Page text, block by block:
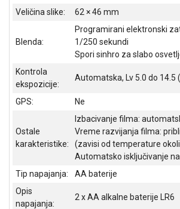
Veličina slike:
62 × 46 mm
Blenda:
Programirani elektronski
1/250 sekundi
Spori sinhro za slabo
Kontrola
ekspozicije:
Automatska, Lv 5.0 do 14.5
GPS: Ne
Ostale
karakteristike:
Izbacivanje filma:
Vreme razvijanja filma:
(zavisi od temperature
Automatsko isključivanje
Tip napajanja:
AA baterije
Opis
napajanja:
2 x AA alkalne baterije LR6